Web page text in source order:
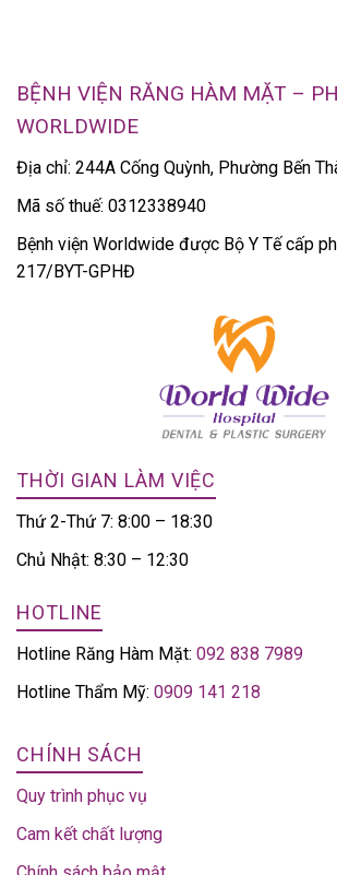
BỆNH VIỆN RĂNG HÀM MẶT –
WORLDWIDE
Địa chỉ: 244A Cống Quỳnh, Phường Bến
Mã số thuế: 0312338940
Bệnh viện Worldwide được Bộ Y Tế cấp
217/BYT-GPHĐ
THỜI GIAN LÀM VIỆC
Thứ 2-Thứ 7: 8:00 – 18:30
Chủ Nhật: 8:30 – 12:30
HOTLINE
Hotline Răng Hàm Mặt: 092 838 7989
Hotline Thẩm Mỹ: 0909 141 218
CHÍNH SÁCH
Quy trình phục vụ
Cam kết chất lượng